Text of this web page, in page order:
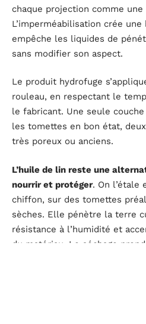
chaque projection comme une
L’imperméabilisation crée
empêche les liquides de
sans modifier son aspect.
Le produit hydrofuge
rouleau, en respectant le
le fabricant. Une seule
les tomettes en bon état,
très poreux ou anciens.
L’huile de lin reste une
nourrir et protéger. On l’étale
chiffon, sur des tomettes
sèches. Elle pénètre la terre
résistance à l’humidité et
du matériau. Le séchage